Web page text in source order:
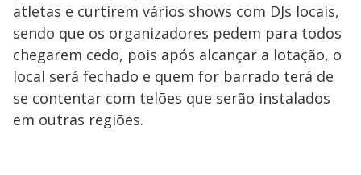
atletas e curtirem vários shows com DJs locais,
sendo que os organizadores pedem para todos
chegarem cedo, pois após alcançar a lotação, o
local será fechado e quem for barrado terá de
se contentar com telões que serão instalados
em outras regiões.